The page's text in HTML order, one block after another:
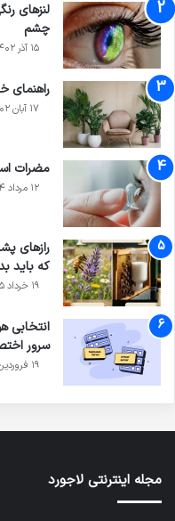
لنزهای
چشم
۱۵ آذر ۱۴۰۲
راهنمای
۱۷ آبان ۱۴۰۲
مضرات
۱۲ مرداد ۱۴۰۴
رازهای
که باید
۱۹ خرداد ۱۴۰۵
انتخابی
سرور
۱۹ فروردین ۱۴۰۳
مجله اینترنتی لاجورد